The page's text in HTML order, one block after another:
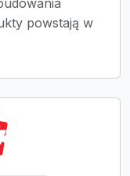
powstają w